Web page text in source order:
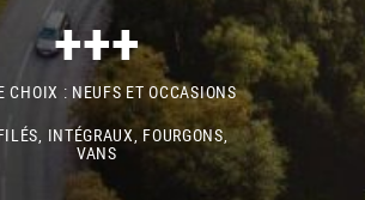
+++
CHOIX : NEUFS ET OCCASIONS
INTÉGRAUX, FOURGONS,
VANS